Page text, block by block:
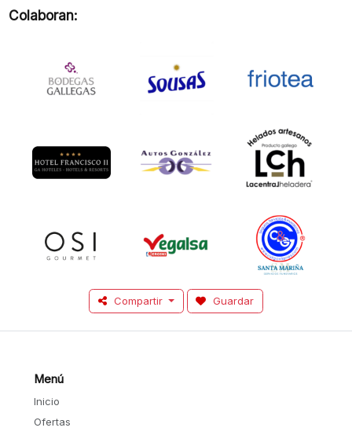
Colaboran:
Compartir Guardar
Menú
Inicio
Ofertas